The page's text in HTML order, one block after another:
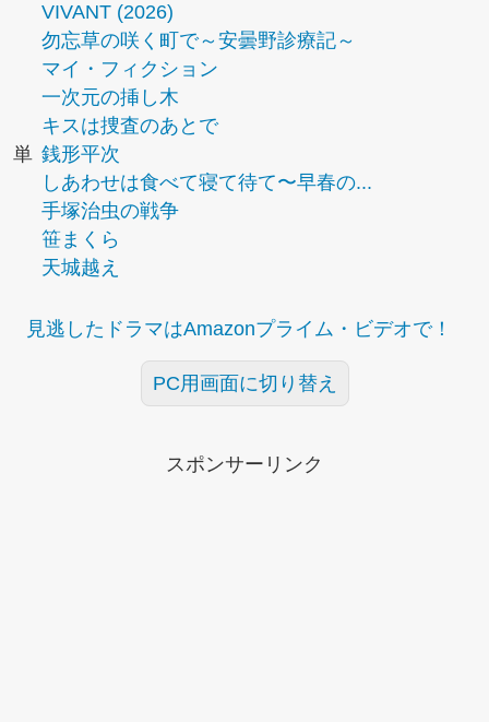
VIVANT (2026)
勿忘草の咲く町で～安曇野診療記～
マイ・フィクション
一次元の挿し木
キスは捜査のあとで
単 銭形平次
しあわせは食べて寝て待て〜早春の...
手塚治虫の戦争
笹まくら
天城越え
見逃したドラマはAmazonプライム・ビデオで！
PC用画面に切り替え
スポンサーリンク